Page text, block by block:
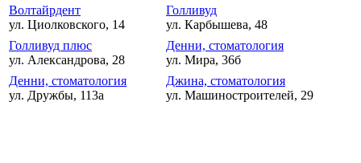
Волтайрдент
ул. Циолковского, 14
Голливуд
ул. Карбышева, 48
Голливуд плюс
ул. Александрова, 28
Денни, стоматология
ул. Мира, 36б
Денни, стоматология
ул. Дружбы, 113а
Джина, стоматология
ул. Машиностроителей, 29